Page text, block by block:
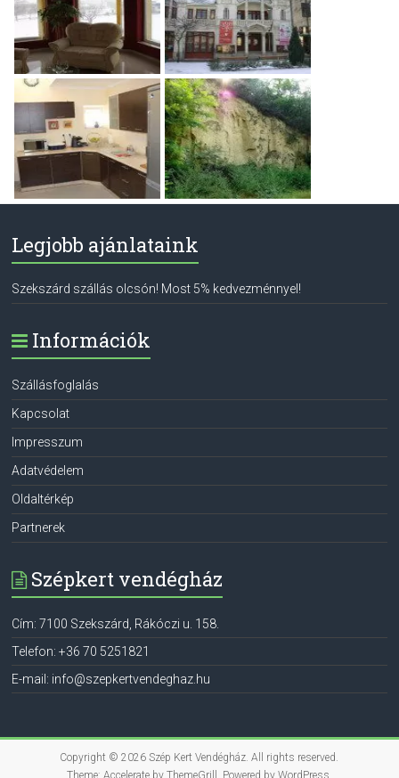
Legjobb ajánlataink
Szekszárd szállás olcsón! Most 5% kedvezménnyel!
Információk
Szállásfoglalás
Kapcsolat
Impresszum
Adatvédelem
Oldaltérkép
Partnerek
Szépkert vendégház
Cím: 7100 Szekszárd Rákóczi u. 158.
Telefon:+36 70 5251821
E-mail: info@szepkertvendeghaz.hu
Copyright © 2026Szép Kert Vendégház. All rights reserved.
Theme: Accelerateby ThemeGrill. Powered by WordPress